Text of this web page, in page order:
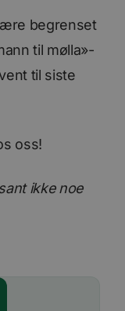
begrenset
til mølla»-
til siste
oss!
ikke noe